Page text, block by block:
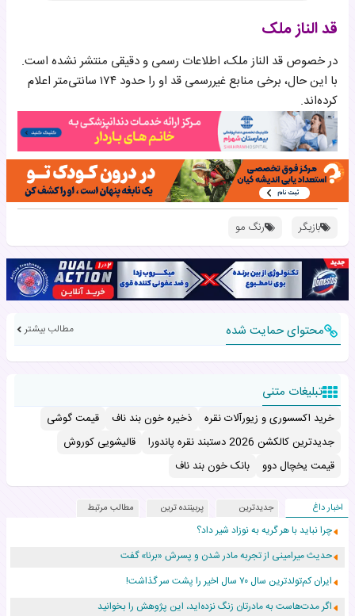
قد الناز ملک
در خصوص قد الناز ملک، اطلاعات رسمی و دقیقی منتشر نشده است.
با این حال، برخی منابع غیررسمی قد او را حدود ۱۷۴ سانتی‌متر اعلام
کرده‌اند.
بازیگر رنگ مو
محتوای حمایت شده مطالب بیشتر
تبلیغات متنی
خرید اکسسوری و زیورآلات نقره ذخیره خون بند ناف
قیمت گوشی
جدیدترین کالکشن 2026 دستبند نقره پاندورا
قالیشویی کوروش
قیمت یخچال دوو
بانک خون بند ناف
اخبار داغ جدیدترین پربیننده ترین مطالب مرتبط
چرا نباید با هر گریه به نوزاد شیر داد؟
حدیث میرامینی از تجربه مادر شدن و پسرش «برنا» گفت
ایران کم‌تولدترین سال ۷۰ سال اخیر را پشت سر گذاشت!
اگر مدت‌هاست به مادرتان زنگ نزده‌اید، این پژوهش را بخوانید